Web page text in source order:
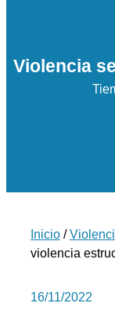
Violencia
Inicio /
violencia
16/11/2022